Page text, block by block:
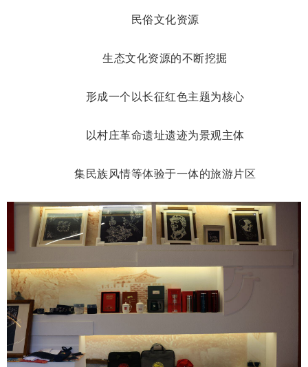
民俗文化资源
生态文化资源的不断挖掘
形成一个以长征红色主题为核心
以村庄革命遗址遗迹为景观主体
集民族风情等体验于一体的旅游片区